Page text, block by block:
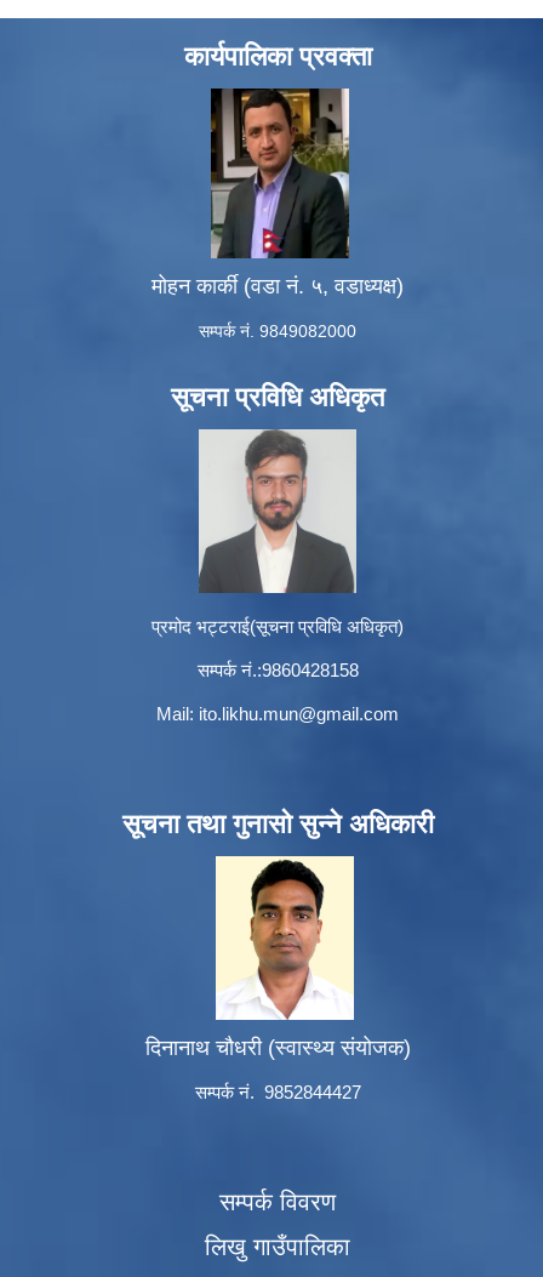
कार्यपालिका प्रवक्ता
मोहन कार्की (वडा नं. ५, वडाध्यक्ष)
सम्पर्क नं. 9849082000
सूचना प्रविधि अधिकृत
प्रमोद भट्टराई(सूचना प्रविधि अधिकृत)
सम्पर्क नं.:9860428158
Mail: ito.likhu.mun@gmail.com
सूचना तथा गुनासो सुन्ने अधिकारी
दिनानाथ चौधरी (स्वास्थ्य संयोजक)
सम्पर्क नं. 9852844427
सम्पर्क विवरण
लिखु गाउँपालिका